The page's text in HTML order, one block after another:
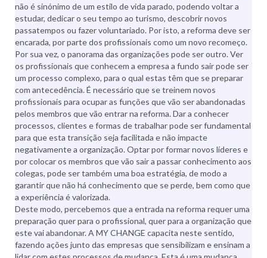
não é sinónimo de um estilo de vida parado, podendo voltar a
estudar, dedicar o seu tempo ao turismo, descobrir novos
passatempos ou fazer voluntariado. Por isto, a reforma deve ser
encarada, por parte dos profissionais como um novo recomeço.
Por sua vez, o panorama das organizações pode ser outro. Ver
os profissionais que conhecem a empresa a fundo sair pode ser
um processo complexo, para o qual estas têm que se preparar
com antecedência. É necessário que se treinem novos
profissionais para ocupar as funções que vão ser abandonadas
pelos membros que vão entrar na reforma. Dar a conhecer
processos, clientes e formas de trabalhar pode ser fundamental
para que esta transição seja facilitada e não impacte
negativamente a organização. Optar por formar novos líderes e
por colocar os membros que vão sair a passar conhecimento aos
colegas, pode ser também uma boa estratégia, de modo a
garantir que não há conhecimento que se perde, bem como que
a experiência é valorizada.
Deste modo, percebemos que a entrada na reforma requer uma
preparação quer para o profissional, quer para a organização que
este vai abandonar. A MY CHANGE capacita neste sentido,
fazendo ações junto das empresas que sensibilizam e ensinam a